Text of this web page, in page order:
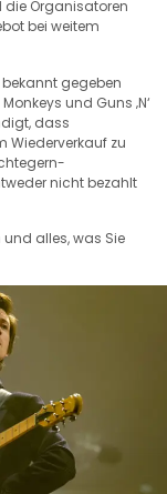
die Organisatoren
bei weitem
gegeben
und Guns ‚N‘
dass
Wiederverkauf zu
nicht bezahlt
alles, was Sie